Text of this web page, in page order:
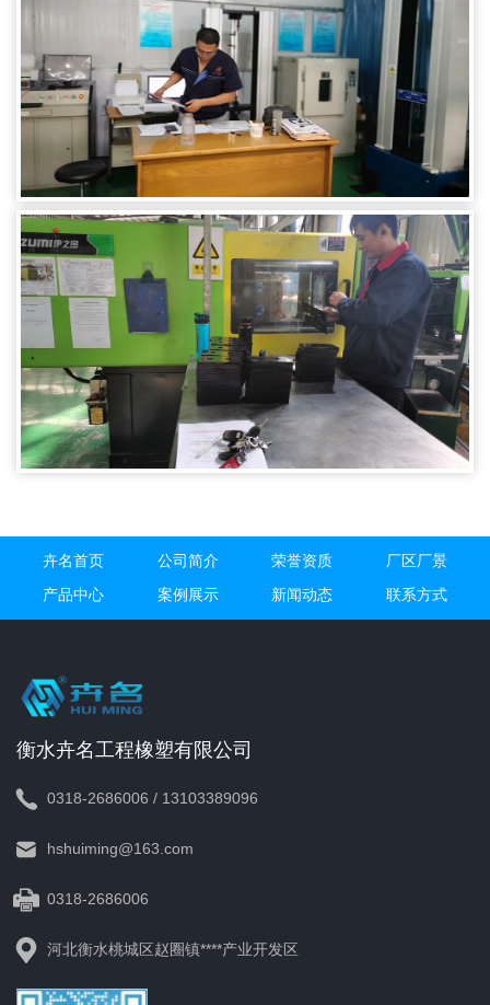
卉名首页 公司简介 荣誉资质
厂区厂景
产品中心
案例展示 新闻动态 联系方式
衡水卉名工程橡塑有限公司
0318-2686006 / 13103389096
hshuiming@163.com
0318-2686006
河北衡水桃城区赵圈镇****产业开发区